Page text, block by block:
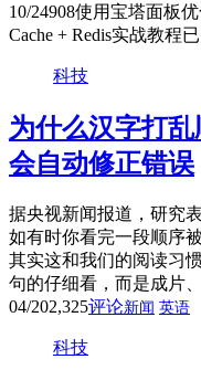
10/24908使用宝塔面板优
Cache + Redis实战教程
科技
为什么汉字打
会自动修正错误
据央视新闻报道，研究
如有时你看完一段顺序
其实这和我们的阅读习
句的仔细看，而是成片
04/202,325评论新闻 英语
科技